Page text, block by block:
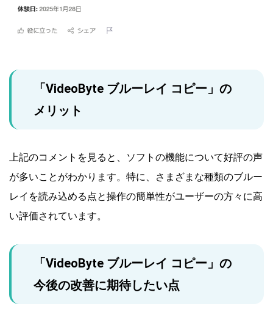
「VideoByte ブルーレイ コピー」の
メリット
上記のコメントを見ると、ソフトの機能について好評の声
が多いことがわかります。特に、さまざまな種類のブルー
レイを読み込める点と操作の簡単性がユーザーの方々に高
い評価されています。
「VideoByte ブルーレイ コピー」の
今後の改善に期待したい点